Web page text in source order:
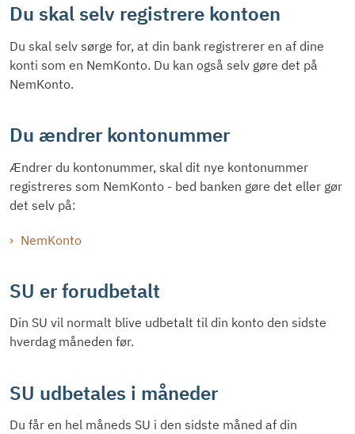
Du skal selv registrere kontoen
Du skal selv sørge for, at din bank registrerer en af dine
konti som en NemKonto. Du kan også selv gøre det på
NemKonto.
Du ændrer kontonummer
Ændrer du kontonummer, skal dit nye kontonummer
registreres som NemKonto - bed banken gøre det eller gør
det selv på:
NemKonto
SU er forudbetalt
Din SU vil normalt blive udbetalt til din konto den sidste
hverdag måneden før.
SU udbetales i måneder
Du får en hel måneds SU i den sidste måned af din